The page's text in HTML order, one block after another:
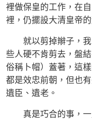
裡做保皇的工作，在
裡，仍擺設大清皇帝
就以剪掉辮子，我
些人硬不肯剪去，盤
俗稱卜帽）蓋著，這
都是效忠前朝，但也
遺臣、遺老。
真是巧合的事，一